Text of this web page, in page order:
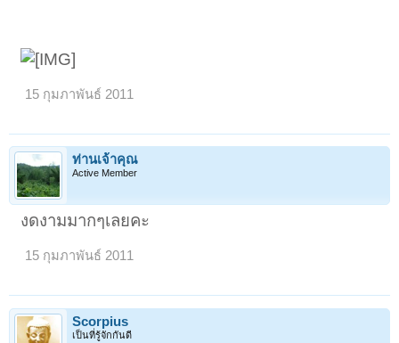
15 กุมภาพันธ์ 2011
ท่านเจ้าคุณ
Active Member
งดงามมากๆเลยคะ
15 กุมภาพันธ์ 2011
Scorpius
เป็นที่รู้จักกันดี